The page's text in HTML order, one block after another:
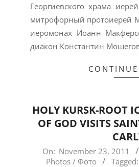
Георгиевского храма
митрофорный протоиерей
иеромонах Иоанн
диакон Константин
HOLY KURSK-ROOT
OF GOD VISITS
2011-
On: November 23, 2011
Photos / Фото
Tagged: